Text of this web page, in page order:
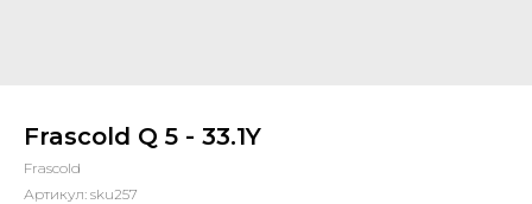
Frascold Q 5 - 33.1Y
Frascold
Артикул: sku257